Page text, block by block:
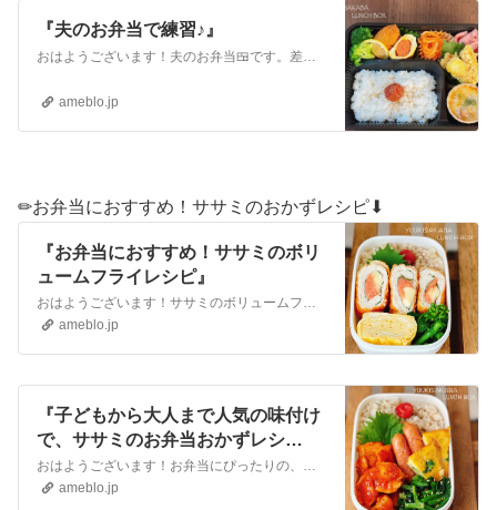
『夫のお弁当で練習♪』
おはようございます！夫のお弁当🍱です。差し入れや、頼まれて。など、家族以外にもお弁当を作ることがあるので、Amazonで、プラスチック容器をまとめて購入しまし…
ameblo.jp
✏︎お弁当におすすめ！ササミのおかずレシピ⬇︎
『お弁当におすすめ！ササミのボリ
ュームフライレシピ』
おはようございます！ササミのボリュームフライ弁当。ササミに明太子とチーズを巻きました。明太子の塩気とうま味でそのまま食べておいしい。アクセントに大葉も一緒に巻…
ameblo.jp
『子どもから大人まで人気の味付け
で、ササミのお弁当おかずレシ
ピ！』
おはようございます！お弁当にぴったりの、鶏ササミのおかずレシピのご紹介です。ササミを焼いて、子どもから大人まで人気の ケチャップ味のソースで絡めました。ご飯も…
ameblo.jp